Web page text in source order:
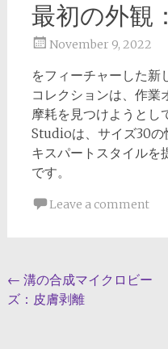
最初の外観
November 9, 2022
をフィーチャーした新
コレクションは、作業
摩耗を見つけようと
Studioは、サイズ30の
キスパートスタイルを
です。
Leave a comment
Post
navigation
← 溝の合成マイクロビー
ズ：皮膚剥離